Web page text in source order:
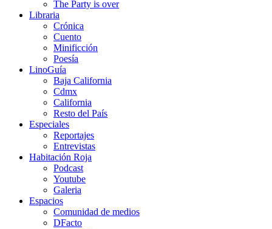
The Party is over
Libraria
Crónica
Cuento
Minificción
Poesía
LinoGuía
Baja California
Cdmx
California
Resto del País
Especiales
Reportajes
Entrevistas
Habitación Roja
Podcast
Youtube
Galeria
Espacios
Comunidad de medios
DFacto